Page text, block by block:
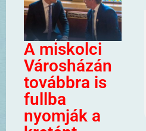
A miskolci
Városházán
továbbra is
fullba
nyomják a